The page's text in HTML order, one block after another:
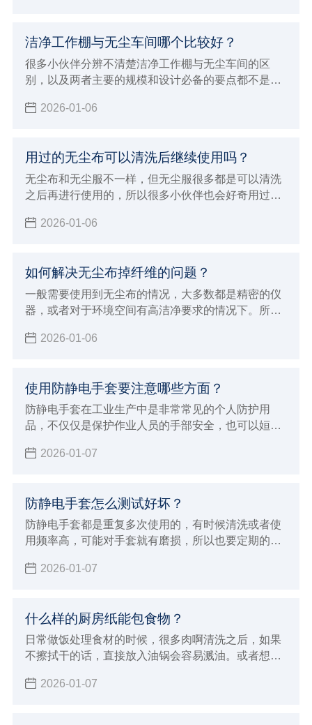
洁净工作棚与无尘车间哪个比较好？
很多小伙伴分辨不清楚洁净工作棚与无尘车间的区
别，以及两者主要的规模和设计必备的要点都不是很
的应用领域是不一样的，所以本次小辉来做详细的介
2026-01-06
用过的无尘布可以清洗后继续使用吗？
无尘布和无尘服不一样，但无尘服很多都是可以清洗
之后再进行使用的，所以很多小伙伴也会好奇用过的
家一下，让大家对无尘布产品有个基本的认识和了
2026-01-06
如何解决无尘布掉纤维的问题？
一般需要使用到无尘布的情况，大多数都是精密的仪
器，或者对于环境空间有高洁净要求的情况下。所以
何解决无尘布掉纤维的问题？要想解决无尘布掉纤维
题。
2026-01-06
使用防静电手套要注意哪些方面？
防静电手套在工业生产中是非常常见的个人防护用
品，不仅仅是保护作业人员的手部安全，也可以姮好
程中也有一些事项，下面小辉就来学习的给大家介绍
2026-01-07
防静电手套怎么测试好坏？
防静电手套都是重复多次使用的，有时候清洗或者使
用频率高，可能对手套就有磨损，所以也要定期的进
好坏呢？小辉来分享一些简单的方法，以及测试标
2026-01-07
什么样的厨房纸能包食物？
日常做饭处理食材的时候，很多肉啊清洗之后，如果
不擦拭干的话，直接放入油锅会容易溅油。或者想要
那么就需要擦拭干净，但是什么样的厨房纸能包食物
2026-01-07